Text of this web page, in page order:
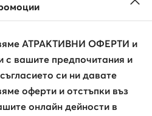
Ugg
АТРАКТИВНИ ОФЕРТИ и
вашите предпочитания и
си ни давате
оферти и отстъпки въз
онлайн дейности в